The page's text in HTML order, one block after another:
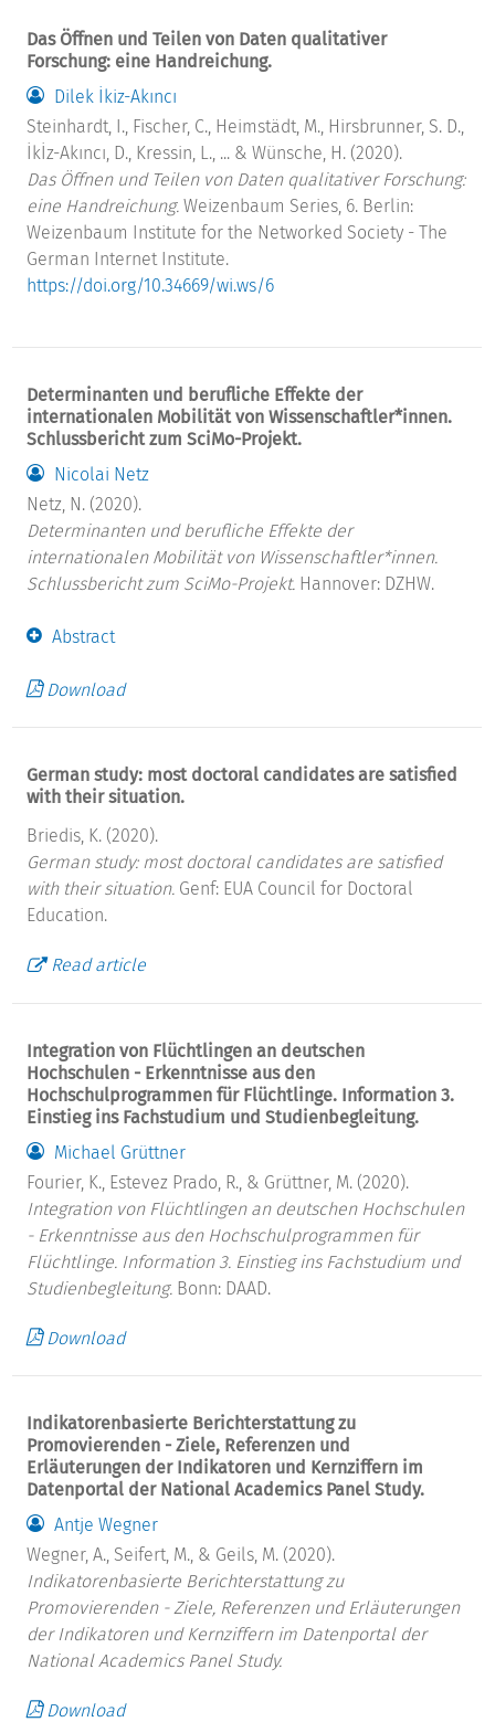
Das Öffnen und Teilen von Daten qualitativer
Forschung: eine Handreichung.
Dilek İkiz-Akıncı
Steinhardt, I., Fischer, C., Heimstädt, M., Hirsbrunner, S. D.,
İkİz-Akıncı, D., Kressin, L., ... & Wünsche, H. (2020).
Das Öffnen und Teilen von Daten qualitativer Forschung:
eine Handreichung. Weizenbaum Series, 6. Berlin:
Weizenbaum Institute for the Networked Society - The
German Internet Institute.
https://doi.org/10.34669/wi.ws/6
Determinanten und berufliche Effekte der
internationalen Mobilität von Wissenschaftler*innen.
Schlussbericht zum SciMo-Projekt.
Nicolai Netz
Netz, N. (2020).
Determinanten und berufliche Effekte der
internationalen Mobilität von Wissenschaftler*innen.
Schlussbericht zum SciMo-Projekt. Hannover: DZHW.
Abstract
Download
German study: most doctoral candidates are satisfied
with their situation.
Briedis, K. (2020).
German study: most doctoral candidates are satisfied
with their situation. Genf: EUA Council for Doctoral
Education.
Read article
Integration von Flüchtlingen an deutschen
Hochschulen - Erkenntnisse aus den
Hochschulprogrammen für Flüchtlinge. Information 3.
Einstieg ins Fachstudium und Studienbegleitung.
Michael Grüttner
Fourier, K., Estevez Prado, R., & Grüttner, M. (2020).
Integration von Flüchtlingen an deutschen Hochschulen
- Erkenntnisse aus den Hochschulprogrammen für
Flüchtlinge. Information 3. Einstieg ins Fachstudium und
Studienbegleitung. Bonn: DAAD.
Download
Indikatorenbasierte Berichterstattung zu
Promovierenden - Ziele, Referenzen und
Erläuterungen der Indikatoren und Kernziffern im
Datenportal der National Academics Panel Study.
Antje Wegner
Wegner, A., Seifert, M., & Geils, M. (2020).
Indikatorenbasierte Berichterstattung zu
Promovierenden - Ziele, Referenzen und Erläuterungen
der Indikatoren und Kernziffern im Datenportal der
National Academics Panel Study.
Download